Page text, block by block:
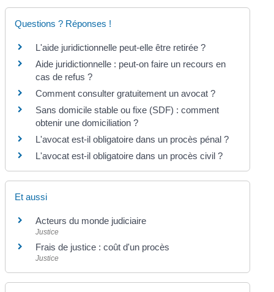
Questions ? Réponses !
L'aide juridictionnelle peut-elle être retirée ?
Aide juridictionnelle : peut-on faire un recours en
cas de refus ?
Comment consulter gratuitement un avocat ?
Sans domicile stable ou fixe (SDF) : comment
obtenir une domiciliation ?
L'avocat est-il obligatoire dans un procès pénal ?
L'avocat est-il obligatoire dans un procès civil ?
Et aussi
Acteurs du monde judiciaire
Justice
Frais de justice : coût d'un procès
Justice